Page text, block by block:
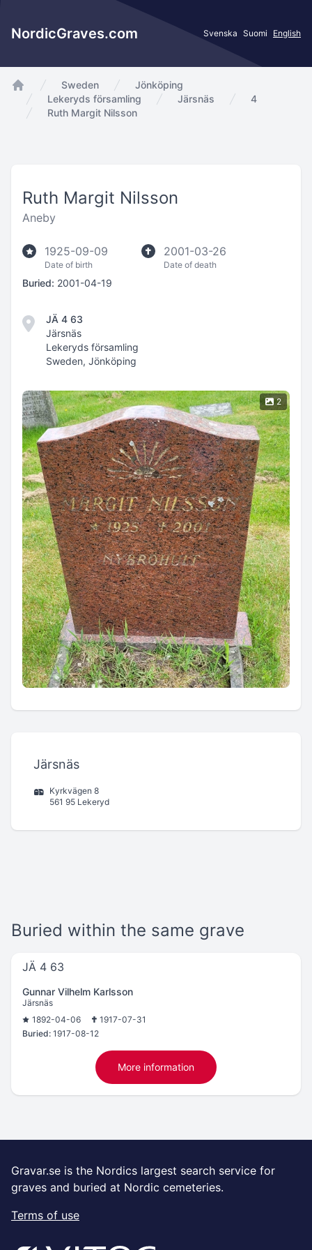
NordicGraves.com Svenska Suomi English
app.Start
Sweden
Jönköping
Lekeryds församling
Järsnäs
4
Ruth Margit Nilsson
Ruth Margit Nilsson
Aneby
1925-09-09
Date of birth
2001-03-26
Date of death
Buried: 2001-04-19
JÄ 4 63
Järsnäs
Lekeryds församling
Sweden, Jönköping
2
Järsnäs
Kyrkvägen 8
561 95 Lekeryd
Buried within the same grave
JÄ 4 63
Gunnar Vilhelm Karlsson
Järsnäs
1892-04-06
1917-07-31
Buried: 1917-08-12
More information
Gravar.se is the Nordics largest search service for
graves and buried at Nordic cemeteries.
Terms of use